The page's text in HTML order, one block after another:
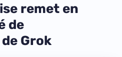
remet en
de
Grok